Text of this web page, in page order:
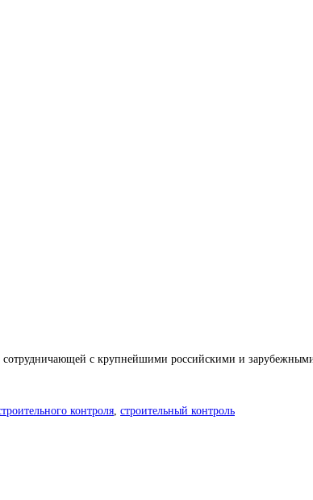
с крупнейшими российскими и
контроля, строительный контроль